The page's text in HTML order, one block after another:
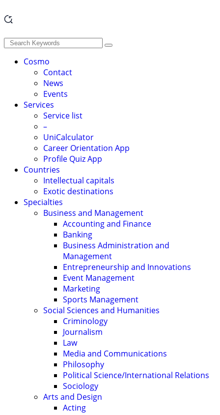
Cosmo
Contact
News
Events
Services
Service list
–
UniCalculator
Career Orientation App
Profile Quiz App
Countries
Intellectual capitals
Exotic destinations
Specialties
Business and Management
Accounting and Finance
Banking
Business Administration and
Management
Entrepreneurship and Innovations
Event Management
Marketing
Sports Management
Social Sciences and Humanities
Criminology
Journalism
Law
Media and Communications
Philosophy
Political Science/International Relations
Sociology
Arts and Design
Acting